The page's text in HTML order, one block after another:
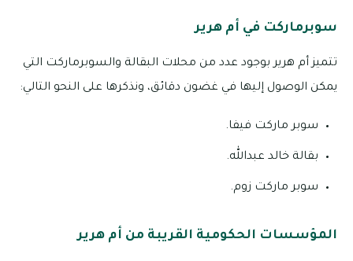
سوبرماركت في أم هرير
تتميز أم هرير بوجود عدد من محلات البقالة والسوبرماركت التي
يمكن الوصول إليها في غضون دقائق، ونذكرها على النحو التالي:
سوبر ماركت فيفا.
بقالة خالد عبدالله.
سوبر ماركت زوم.
المؤسسات الحكومية القريبة من أم هرير